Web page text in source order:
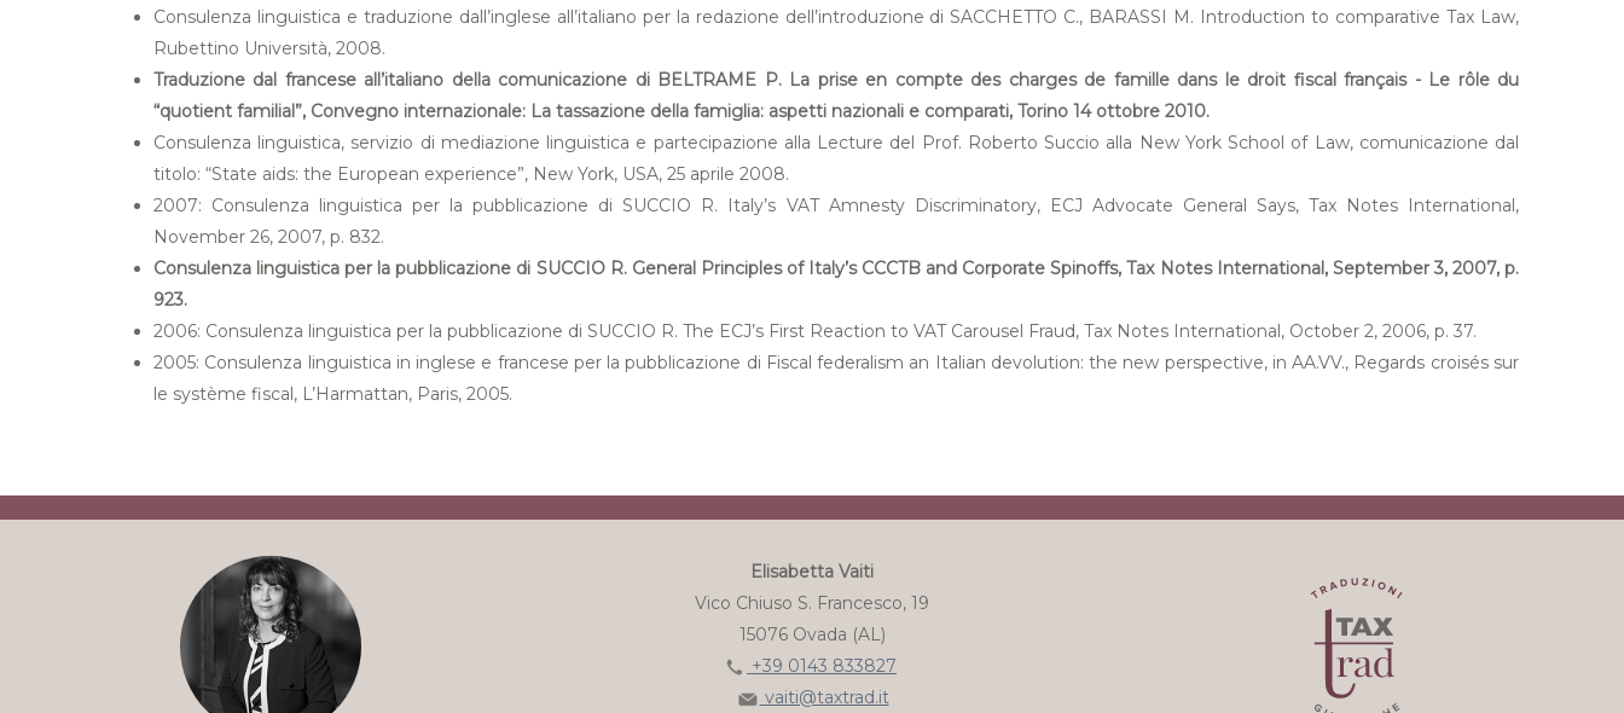
Consulenza linguistica e traduzione dall’inglese all’italiano per la redazione dell’introduzione di SACCHETTO C., BARASSI M. Introduction to comparative Tax Law,
Rubettino Università, 2008.
Traduzione dal francese all’italiano della comunicazione di BELTRAME P. La prise en compte des charges de famille dans le droit fiscal français - Le rôle du
“quotient familial”, Convegno internazionale: La tassazione della famiglia: aspetti nazionali e comparati, Torino 14 ottobre 2010.
Consulenza linguistica, servizio di mediazione linguistica e partecipazione alla Lecture del Prof. Roberto Succio alla New York School of Law, comunicazione dal
titolo: “State aids: the European experience”, New York, USA, 25 aprile 2008.
2007: Consulenza linguistica per la pubblicazione di SUCCIO R. Italy’s VAT Amnesty Discriminatory, ECJ Advocate General Says, Tax Notes International,
November 26, 2007, p. 832.
Consulenza linguistica per la pubblicazione di SUCCIO R. General Principles of Italy’s CCCTB and Corporate Spinoffs, Tax Notes International, September 3, 2007, p.
923.
2006: Consulenza linguistica per la pubblicazione di SUCCIO R. The ECJ’s First Reaction to VAT Carousel Fraud, Tax Notes International, October 2, 2006, p. 37.
2005: Consulenza linguistica in inglese e francese per la pubblicazione di Fiscal federalism an Italian devolution: the new perspective, in AA.VV., Regards croisés sur
le système fiscal, L’Harmattan, Paris, 2005.
Elisabetta Vaiti
Vico Chiuso S. Francesco, 19
15076 Ovada (AL)
+39 0143 833827
vaiti@taxtrad.it